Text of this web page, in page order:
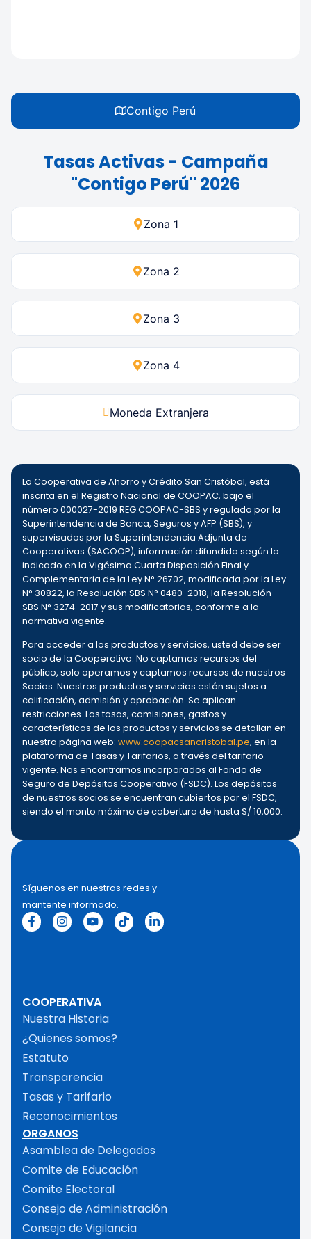
Contigo Perú
Zona 1
Zona 2
Zona 3
Zona 4
Moneda Extranjera
Tasas Activas - Campaña
"Contigo Perú" 2026
La Cooperativa de Ahorro y Crédito San Cristóbal, está
inscrita en el Registro Nacional de COOPAC, bajo el
número 000027-2019 REG.COOPAC-SBS y regulada por la
Superintendencia de Banca, Seguros y AFP (SBS), y
supervisados por la Superintendencia Adjunta de
Cooperativas (SACOOP), información difundida según lo
indicado en la Vigésima Cuarta Disposición Final y
Complementaria de la Ley N° 26702, modificada por la Ley
N° 30822, la Resolución SBS N° 0480-2018, la Resolución
SBS N° 3274-2017 y sus modificatorias, conforme a la
normativa vigente.
Para acceder a los productos y servicios, usted debe ser
socio de la Cooperativa. No captamos recursos del
público, solo operamos y captamos recursos de nuestros
Socios. Nuestros productos y servicios están sujetos a
calificación, admisión y aprobación. Se aplican
restricciones. Las tasas, comisiones, gastos y
características de los productos y servicios se detallan en
nuestra página web: www.coopacsancristobal.pe, en la
plataforma de Tasas y Tarifarios, a través del tarifario
vigente. Nos encontramos incorporados al Fondo de
Seguro de Depósitos Cooperativo (FSDC). Los depósitos
de nuestros socios se encuentran cubiertos por el FSDC,
siendo el monto máximo de cobertura de hasta S/ 10,000.
Síguenos en nuestras redes y
mantente informado.
COOPERATIVA
Nuestra Historia
¿Quienes somos?
Estatuto
Transparencia
Tasas y Tarifario
Reconocimientos
ORGANOS
Asamblea de Delegados
Comite de Educación
Comite Electoral
Consejo de Administración
Consejo de Vigilancia